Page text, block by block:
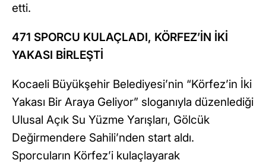
etti.
471 SPORCU KULAÇLADI, KÖRFEZ’İN İKİ
YAKASI BİRLEŞTİ
Kocaeli Büyükşehir Belediyesi’nin “Körfez’in İki
Yakası Bir Araya Geliyor” sloganıyla düzenlediği
Ulusal Açık Su Yüzme Yarışları, Gölcük
Değirmendere Sahili’nden start aldı.
Sporcuların Körfez’i kulaçlayarak